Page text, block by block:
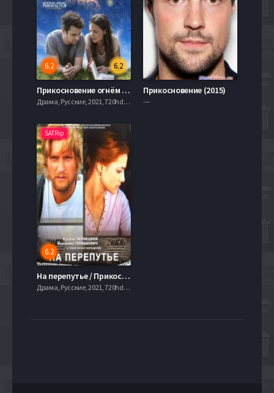
6.2
6.2
Прикосновение огнём (2015)
Драма, Русские, 2021, 720hd, mobilen
Прикосновение (2015)
---
SATRip
6.2
На перепутье / Прикосновение (2011)
Драма, Русские, 2021, 720hd, mobilen